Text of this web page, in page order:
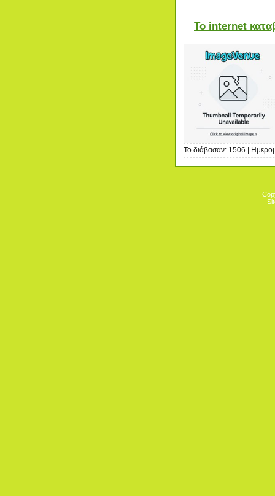
Το internet
Το διάβασαν: 1506 |